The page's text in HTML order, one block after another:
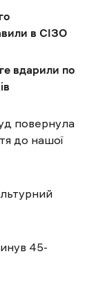
в СІЗО
вдарили по
повернула
до нашої
45-